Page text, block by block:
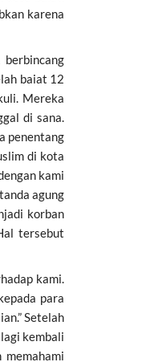
karena
baiat 12
Mereka
di sana.
penentang
di kota
kami
agung
korban
tersebut
kami.
para
Setelah
kembali